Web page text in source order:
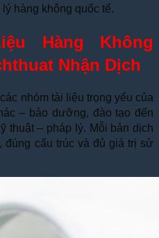
hàng không quốc tế.
Hàng Không
Nhận Dịch
nhóm tài liệu trọng yếu của
– bảo dưỡng, đào tạo đến
thuật – pháp lý. Mỗi bản dịch
đúng cấu trúc và đủ giá trị sử